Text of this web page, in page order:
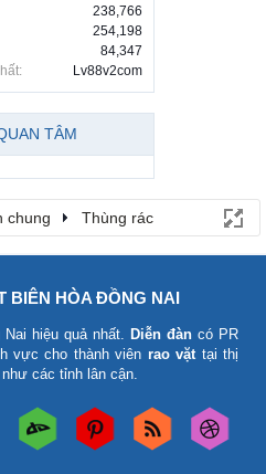
238,766
254,198
84,347
Lv88v2com
TÂM
chung Thùng rác
BIÊN HÒA ĐỒNG NAI
Nai hiệu quả nhất. Diễn đàn có PR
vực cho thành viên rao vặt tại thị
các tỉnh lân cận.